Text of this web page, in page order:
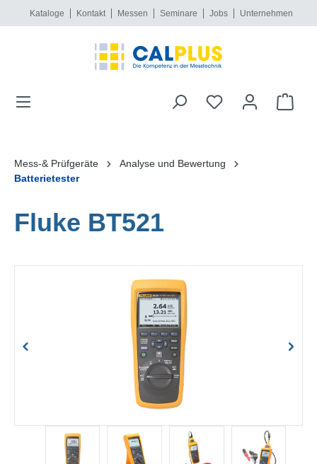
springen
Kataloge Kontakt Messen Seminare Jobs Unternehmen
Mess-& Prüfgeräte
Analyse und Bewertung
Batterietester
Fluke BT521